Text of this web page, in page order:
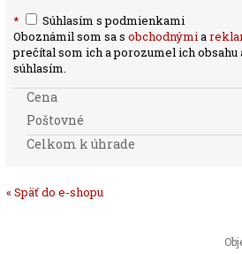
*
Súhlasím s podmienkami
Oboznámil som sa sobchodnými a
prečítal som ich a porozumel ich
súhlasím.
Cena
Poštovné
Celkom k úhrade
« Späť do e-shopu